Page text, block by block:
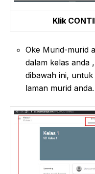
Klik
Oke Murid-murid
dalam kelas anda
dibawah ini,
laman murid anda.